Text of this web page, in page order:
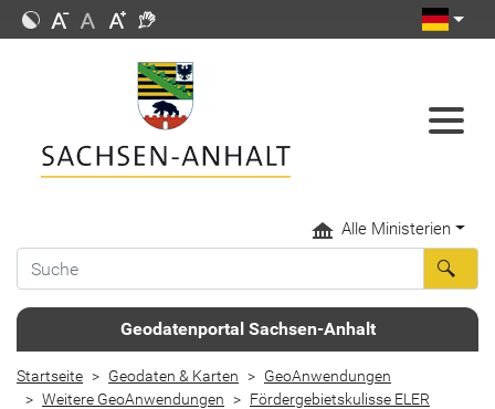
Alle Ministerien
Geodatenportal Sachsen-Anhalt
Startseite Geodaten & Karten
GeoAnwendungen
Weitere GeoAnwendungen
Fördergebietskulisse ELER